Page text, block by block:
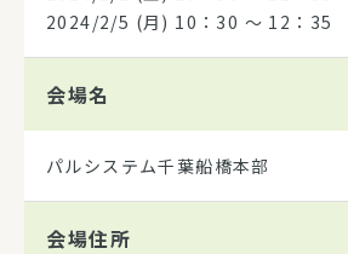
2024/2/5 (月) 10：30 〜 12：35
会場名
パルシステム千葉船橋本部
会場住所